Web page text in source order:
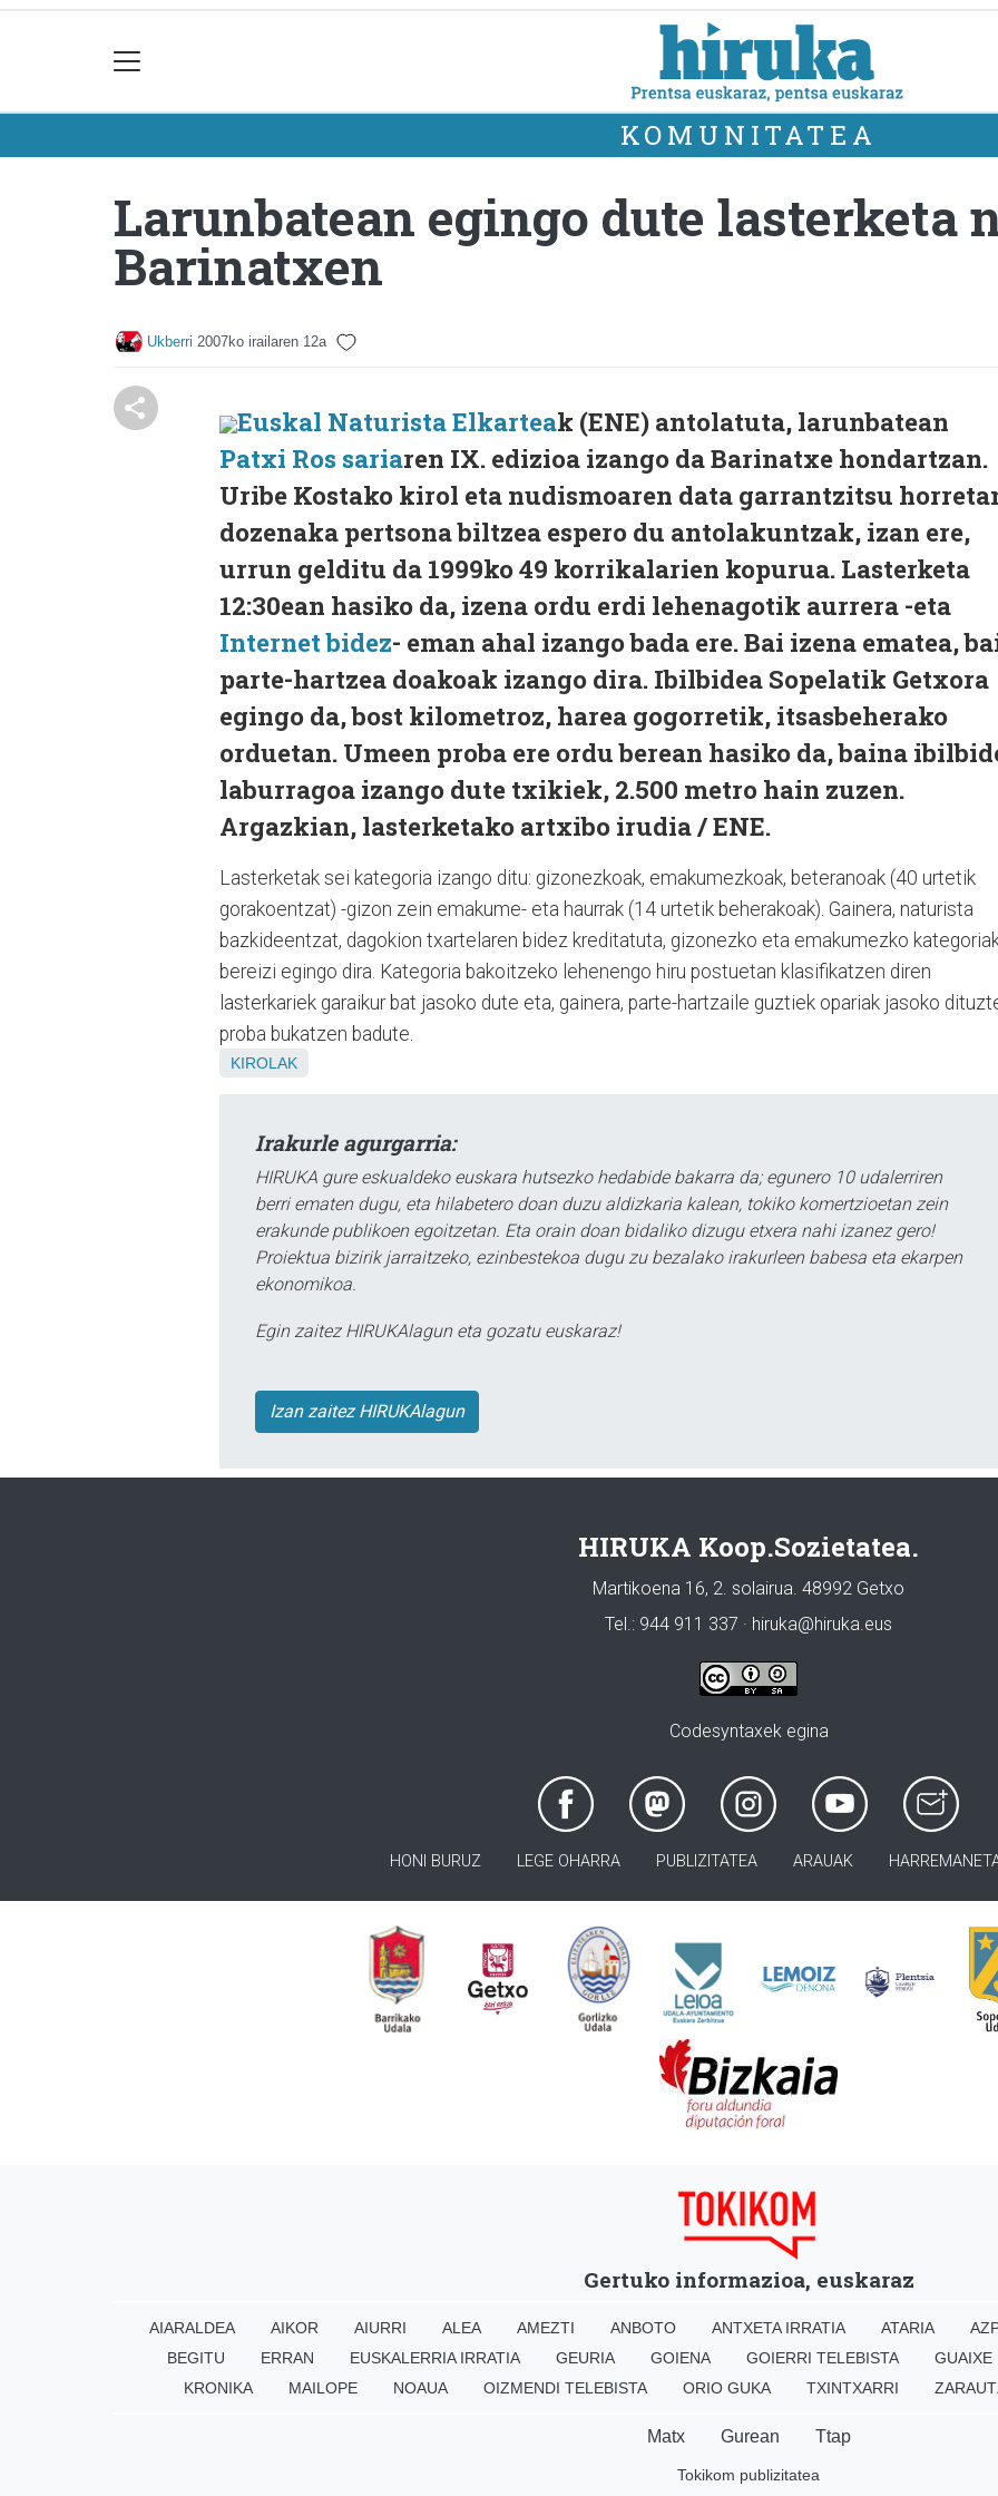
KOMUNITATEA
Larunbatean egingo dute lasterketa
Barinatxen
Ukberri 2007ko irailaren 12a
Euskal Naturista Elkarteak (ENE) antolatuta, larunbatean
Patxi Ros sariaren IX. edizioa izango da Barinatxe hondartzan.
Uribe Kostako kirol eta nudismoaren data garrantzitsu
dozenaka pertsona biltzea espero du antolakuntzak, izan ere,
urrun gelditu da 1999ko 49 korrikalarien kopurua. Lasterketa
12:30ean hasiko da, izena ordu erdi lehenagotik aurrera -eta
Internet bidez- eman ahal izango bada ere. Bai izena ematea,
parte-hartzea doakoak izango dira. Ibilbidea Sopelatik Getxora
egingo da, bost kilometroz, harea gogorretik, itsasbeherako
orduetan. Umeen proba ere ordu berean hasiko da, baina
laburragoa izango dute txikiek, 2.500 metro hain zuzen.
Argazkian, lasterketako artxibo irudia / ENE.
Lasterketak sei kategoria izango ditu: gizonezkoak, emakumezkoak, beteranoak (40 urtetik
gorakoentzat) -gizon zein emakume- eta haurrak (14 urtetik beherakoak). Gainera, naturista
bazkideentzat, dagokion txartelaren bidez kreditatuta, gizonezko eta emakumezko
bereizi egingo dira. Kategoria bakoitzeko lehenengo hiru postuetan klasifikatzen diren
lasterkariek garaikur bat jasoko dute eta, gainera, parte-hartzaile guztiek opariak jasoko
proba bukatzen badute.
KIROLAK
Irakurle agurgarria:
HIRUKA gure eskualdeko euskara hutsezko hedabide bakarra da; egunero 10 udalerriren
berri ematen dugu, eta hilabetero doan duzu aldizkaria kalean, tokiko komertzioetan zein
erakunde publikoen egoitzetan. Eta orain doan bidaliko dizugu etxera nahi izanez gero!
Proiektua bizirik jarraitzeko, ezinbestekoa dugu zu bezalako irakurleen babesa eta ekarpen
ekonomikoa.
Egin zaitez HIRUKAlagun eta gozatu euskaraz!
Izan zaitez HIRUKAlagun
HIRUKA Koop.Sozietatea.
Martikoena 16, 2. solairua. 48992 Getxo
Tel.: 944 911 337 · hiruka@hiruka.eus
Codesyntaxek egina
HONI BURUZ LEGE OHARRA PUBLIZITATEA ARAUAK
Gertuko informazioa, euskaraz
AIARALDEA AIKOR AIURRI ALEA AMEZTI ANBOTO ANTXETA IRRATIA ATARIA
BEGITU
ERRAN EUSKALERRIA IRRATIA GEURIA GOIENA GOIERRI TELEBISTA GUAIXE
KRONIKA
MAILOPE NOAUA OIZMENDI TELEBISTA ORIO GUKA TXINTXARRI
Matx Gurean Ttap
Tokikom publizitatea